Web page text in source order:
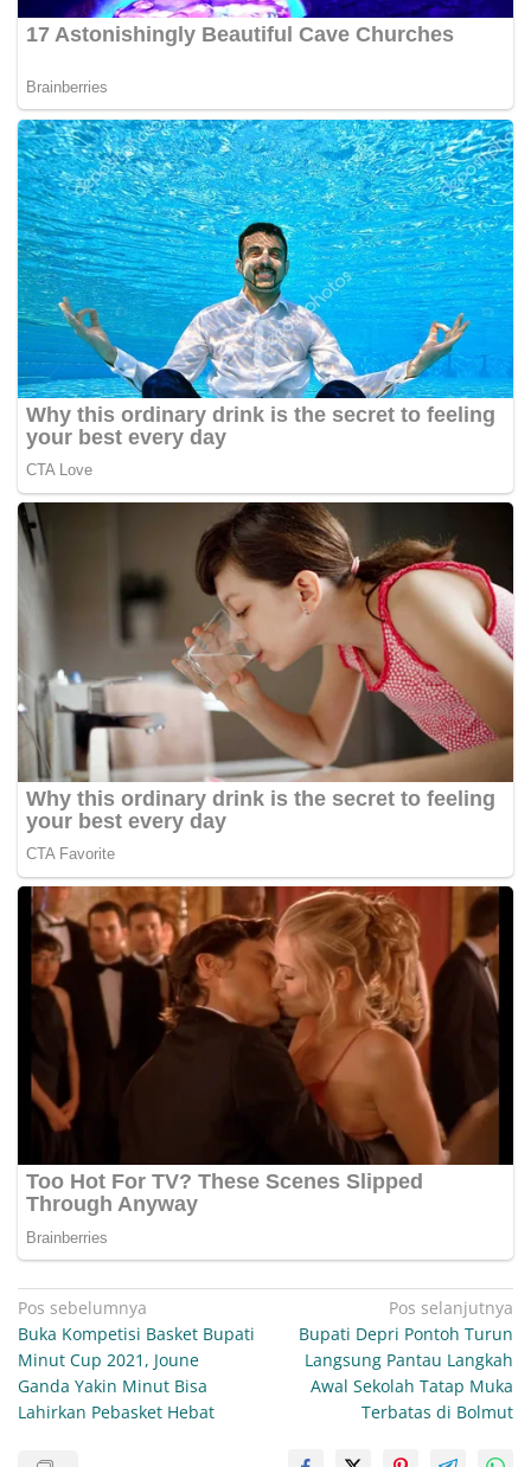
Navigasi
pos
Pos sebelumnya
Buka Kompetisi Basket Bupati
Minut Cup 2021, Joune
Ganda Yakin Minut Bisa
Lahirkan Pebasket Hebat
Pos selanjutnya
Bupati Depri Pontoh Turun
Langsung Pantau Langkah
Awal Sekolah Tatap Muka
Terbatas di Bolmut